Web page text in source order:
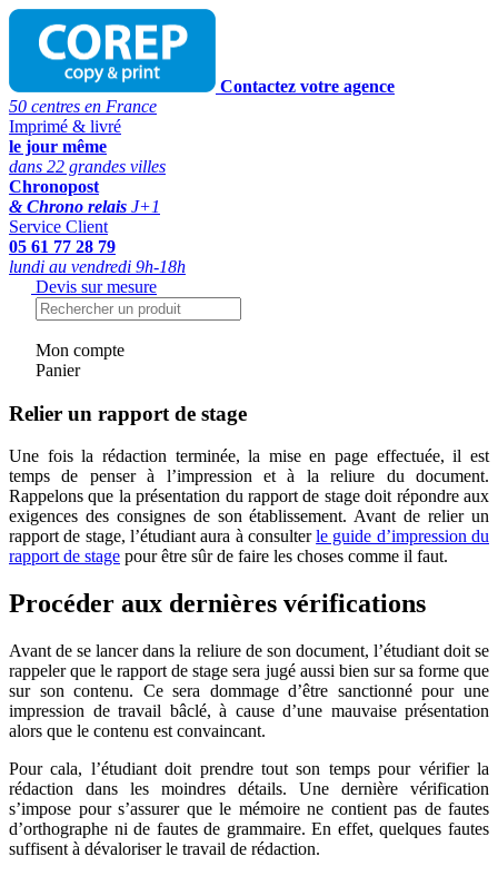
Contactez votre agence
50 centres en France
Imprimé & livré
le jour même
dans 22 grandes villes
Chronopost
& Chrono relais J+1
Service Client
05 61 77 28 79
lundi au vendredi 9h-18h
Devis sur mesure
Mon compte
Panier
Relier un rapport de stage
Une fois la rédaction terminée, la mise en page effectuée, il est
temps de penser à l’impression et à la reliure du document.
Rappelons que la présentation du rapport de stage doit répondre aux
exigences des consignes de son établissement. Avant de relier un
rapport de stage, l’étudiant aura à consulterle guide d’impression du
rapport de stage pour être sûr de faire les choses comme il faut.
Procéder aux dernières vérifications
Avant de se lancer dans la reliure de son document, l’étudiant doit se
rappeler que le rapport de stage sera jugé aussi bien sur sa forme que
sur son contenu. Ce sera dommage d’être sanctionné pour une
impression de travail bâclé, à cause d’une mauvaise présentation
alors que le contenu est convaincant.
Pour cala, l’étudiant doit prendre tout son temps pour vérifier la
rédaction dans les moindres détails. Une dernière vérification
s’impose pour s’assurer que le mémoire ne contient pas de fautes
d’orthographe ni de fautes de grammaire. En effet, quelques fautes
suffisent à dévaloriser le travail de rédaction.